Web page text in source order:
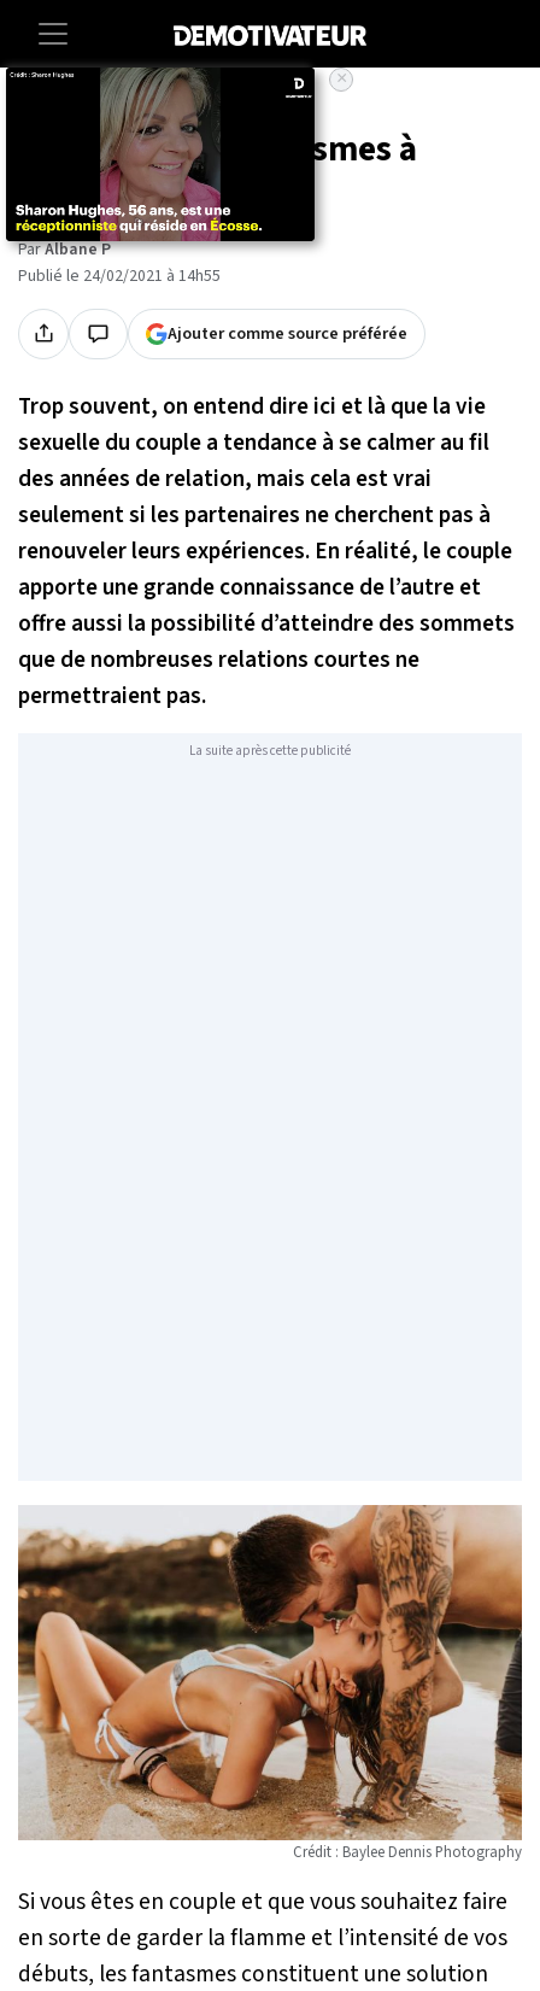
Societe
Les meilleurs fantasmes à
assouvir en couple
ParAlbane P
Publié le 24/02/2021 à 14h55
Ajouter comme source préférée
Trop souvent, on entend dire ici et là que la vie
sexuelle du couple a tendance à se calmer au fil
des années de relation, mais cela est vrai
seulement si les partenaires ne cherchent pas à
renouveler leurs expériences. En réalité, le couple
apporte une grande connaissance de l’autre et
offre aussi la possibilité d’atteindre des sommets
que de nombreuses relations courtes ne
permettraient pas.
La suite après cette publicité
Crédit : Baylee Dennis Photography
Si vous êtes en couple et que vous souhaitez faire
en sorte de garder la flamme et l’intensité de vos
débuts, les fantasmes constituent une solution
×